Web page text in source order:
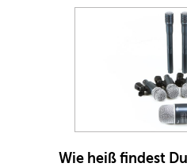
Wie heiß findest